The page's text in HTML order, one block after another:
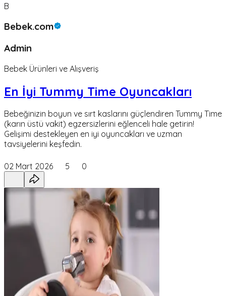
B
Bebek.com
Admin
Bebek Ürünleri ve Alışveriş
En İyi Tummy Time Oyuncakları
Bebeğinizin boyun ve sırt kaslarını güçlendiren Tummy Time
(karın üstü vakit) egzersizlerini eğlenceli hale getirin!
Gelişimi destekleyen en iyi oyuncakları ve uzman
tavsiyelerini keşfedin.
02 Mart 2026 5 0